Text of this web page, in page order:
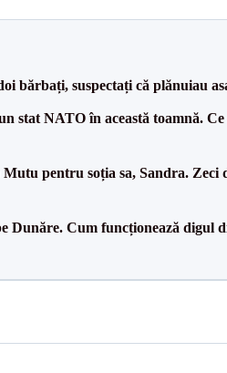
bărbați, suspectați că plănuiau
stat NATO în această toamnă. Ce
pentru soția sa, Sandra. Zeci
Dunăre. Cum funcționează digul